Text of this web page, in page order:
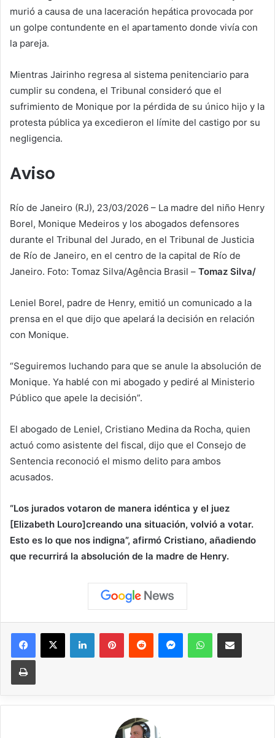
murió a causa de una laceración hepática provocada por
un golpe contundente en el apartamento donde vivía con
la pareja.
Mientras Jairinho regresa al sistema penitenciario para
cumplir su condena, el Tribunal consideró que el
sufrimiento de Monique por la pérdida de su único hijo y la
protesta pública ya excedieron el límite del castigo por su
negligencia.
Aviso
Río de Janeiro (RJ), 23/03/2026 – La madre del niño Henry
Borel, Monique Medeiros y los abogados defensores
durante el Tribunal del Jurado, en el Tribunal de Justicia
de Río de Janeiro, en el centro de la capital de Río de
Janeiro. Foto: Tomaz Silva/Agência Brasil – Tomaz Silva/
Leniel Borel, padre de Henry, emitió un comunicado a la
prensa en el que dijo que apelará la decisión en relación
con Monique.
“Seguiremos luchando para que se anule la absolución de
Monique. Ya hablé con mi abogado y pediré al Ministerio
Público que apele la decisión”.
El abogado de Leniel, Cristiano Medina da Rocha, quien
actuó como asistente del fiscal, dijo que el Consejo de
Sentencia reconoció el mismo delito para ambos
acusados.
“Los jurados votaron de manera idéntica y el juez
[Elizabeth Louro]creando una situación, volvió a votar.
Esto es lo que nos indigna”, afirmó Cristiano, añadiendo
que recurrirá la absolución de la madre de Henry.
Facebook
X LinkedInPinterestReddit MessengerWhatsAppCompartir vía correo
Imprimir